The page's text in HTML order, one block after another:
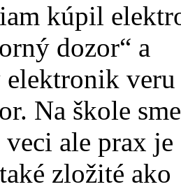
kúpil
dozor“ a
elektronik veru
Na škole sme
ale prax je
zložité ako